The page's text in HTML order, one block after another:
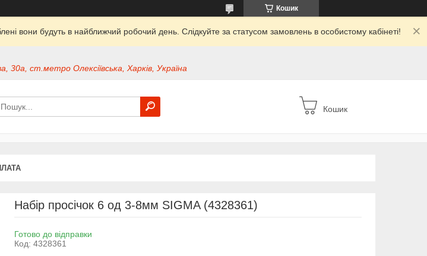
Кошик
вони будуть в найближчий робочий день. Слідкуйте за статусом замовлень в особистому кабінеті!
30а, ст.метро Олексіївська, Харків, Україна
Кошик
Набір просічок 6 од 3-8мм SIGMA (4328361)
Готово до відправки
Код: 4328361